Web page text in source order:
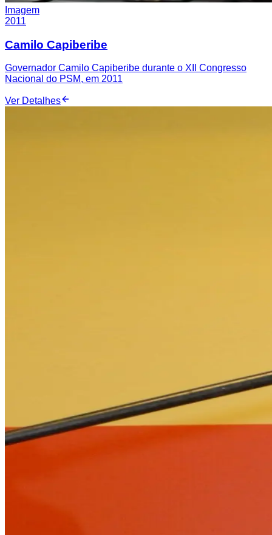
Imagem
2011
Camilo Capiberibe
Governador Camilo Capiberibe durante o XII Congresso
Nacional do PSM, em 2011
Ver Detalhes